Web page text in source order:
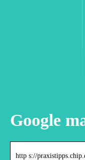
Google
http s://